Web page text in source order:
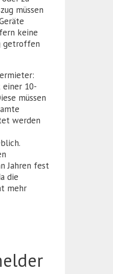
müssen
keine
getroffen
einer 10-
müssen
werden
Jahren fest
die
mehr